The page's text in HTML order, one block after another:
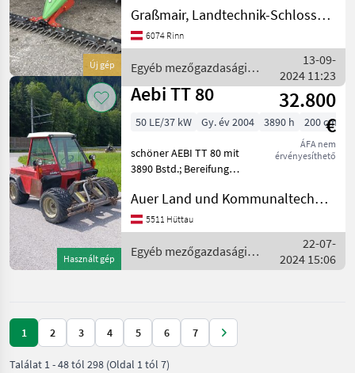
Új gép
kuplung vagy váltás Aktív
kézi kar vagy
rúdkormányzás,
nélküli és precíz
munkavégzés érdek
Graßmair, Landtechnik-Schlosserei GmbH
6074 Rinn
Egyéb mezőgazdasági
erőgépek / Rapid
13-09-
2024 11:23
Használt gép
Aebi TT 80
32.800
€
ÁFA nem
érvényesíthető
50 LE/37 kW Gy. év 2004 3890 h 200 cm
schöner AEBI TT 80 mit
3890 Bstd.; Bereifung
vorne und Seitenverschub
1 DW STG hinten hydr.
elektr. Geräteentlastung
Winterkabine
Auer Land und Kommunaltechnik GmbH
5511 Hüttau
Egyéb mezőgazdasági
erőgépek / Aebi
22-07-
2024 15:06
1 2 3 4 5 6 7
Találat 1-48tól 298 (Oldal 1 tól 7)